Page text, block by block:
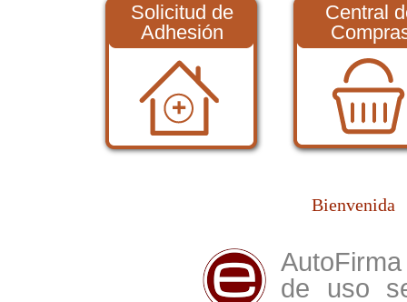
Solicitud de
Adhesión
Central
Bienvenida
de uso